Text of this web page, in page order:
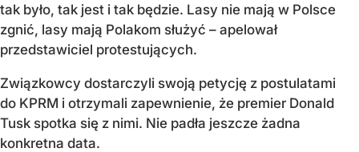
tak było, tak jest i tak będzie. Lasy nie mają w Polsce
zgnić, lasy mają Polakom służyć – apelował
przedstawiciel protestujących.
Związkowcy dostarczyli swoją petycję z postulatami
do KPRM i otrzymali zapewnienie, że premier Donald
Tusk spotka się z nimi. Nie padła jeszcze żadna
konkretna data.